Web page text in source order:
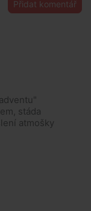
Přidat komentář
stáda
atmošky